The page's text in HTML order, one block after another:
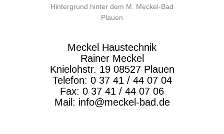
Meckel Haustechnik
Rainer Meckel
Knielohstr. 19 08527 Plauen
Telefon: 0 37 41 / 44 07 04
Fax: 0 37 41 / 44 07 06
Mail: info@meckel-bad.de